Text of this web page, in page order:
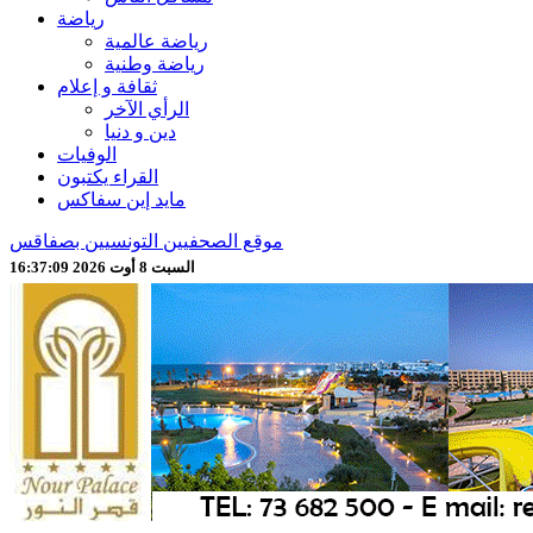
رياضة
رياضة عالمية
رياضة وطنية
ثقافة و إعلام
الرأي الآخر
دين و دنيا
الوفيات
القراء يكتبون
مايد إين سفاكس
موقع الصحفيين التونسيين بصفاقس
السبت 8 أوت 2026 16:37:11